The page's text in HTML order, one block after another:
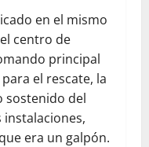
en el mismo
centro de
principal
el rescate, la
sostenido del
instalaciones,
era un galpón.